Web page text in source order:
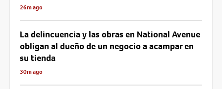
26m ago
La delincuencia y las obras en National Avenue
obligan al dueño de un negocio a acampar en
su tienda
30m ago